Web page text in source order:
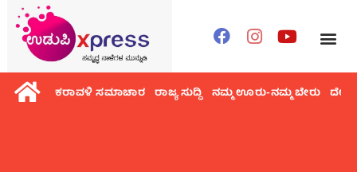
ಕರಾವಳಿ ಸಮಾಚಾರ ರಾಜ್ಯ ಸುದ್ದಿ ನಮ್ಮ ಊರು-ನಮ್ಮ ಬೇರು ದೇಶ